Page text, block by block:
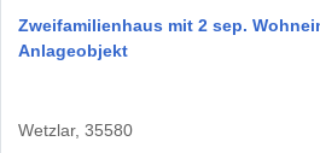
Zweifamilienhaus mit 2 sep.
Anlageobjekt
Wetzlar, 35580